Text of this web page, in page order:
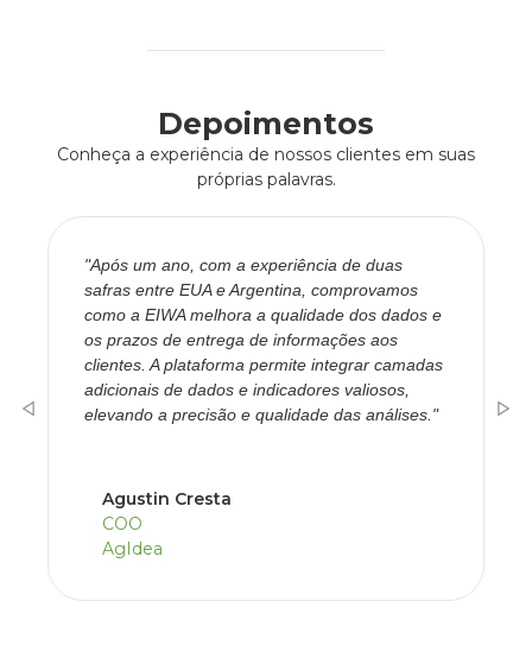
Depoimentos
Conheça a experiência de nossos clientes em suas
próprias palavras.
"Após um ano, com a experiência de duas
safras entre EUA e Argentina, comprovamos
como a EIWA melhora a qualidade dos dados e
os prazos de entrega de informações aos
clientes. A plataforma permite integrar camadas
adicionais de dados e indicadores valiosos,
elevando a precisão e qualidade das análises."
Agustin Cresta
COO
AgIdea